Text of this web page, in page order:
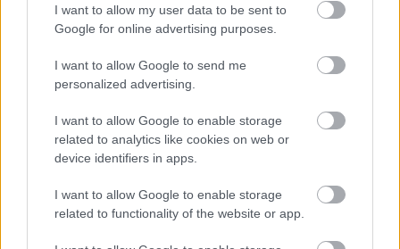
I want to allow my user data to be sent to
Google for online advertising purposes.
I want to allow Google to send me
personalized advertising.
I want to allow Google to enable storage
related to analytics like cookies on web or
device identifiers in apps.
I want to allow Google to enable storage
related to functionality of the website or app.